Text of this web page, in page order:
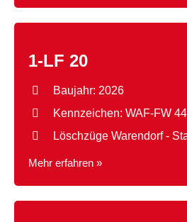
1-LF 20
Baujahr: 2026
Kennzeichen: WAF-FW
Löschzüge Warendorf -
Mehr erfahren »